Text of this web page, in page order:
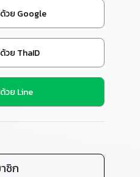
วย Google
วย ThaID
วย Line
ชิก